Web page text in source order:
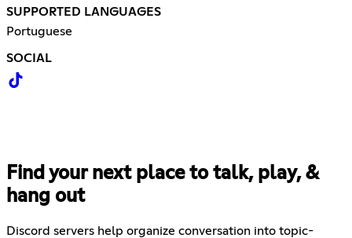
SUPPORTED LANGUAGES
Portuguese
SOCIAL
Find your next place to talk, play, &
hang out
Discord servers help organize conversation into topic-